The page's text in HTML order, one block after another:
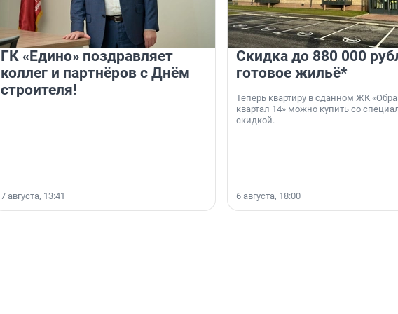
ГК «Едино» поздравляет
коллег и партнёров с Днём
строителя!
7 августа, 13:41
Скидка до 880 000
готовое жильё*
Теперь квартиру в сданном ЖК
квартал 14» можно купить со
скидкой.
6 августа, 18:00